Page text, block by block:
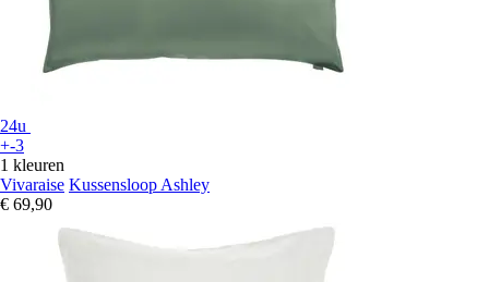
24u
+-3
1 kleuren
Vivaraise Kussensloop Ashley
€ 69,90